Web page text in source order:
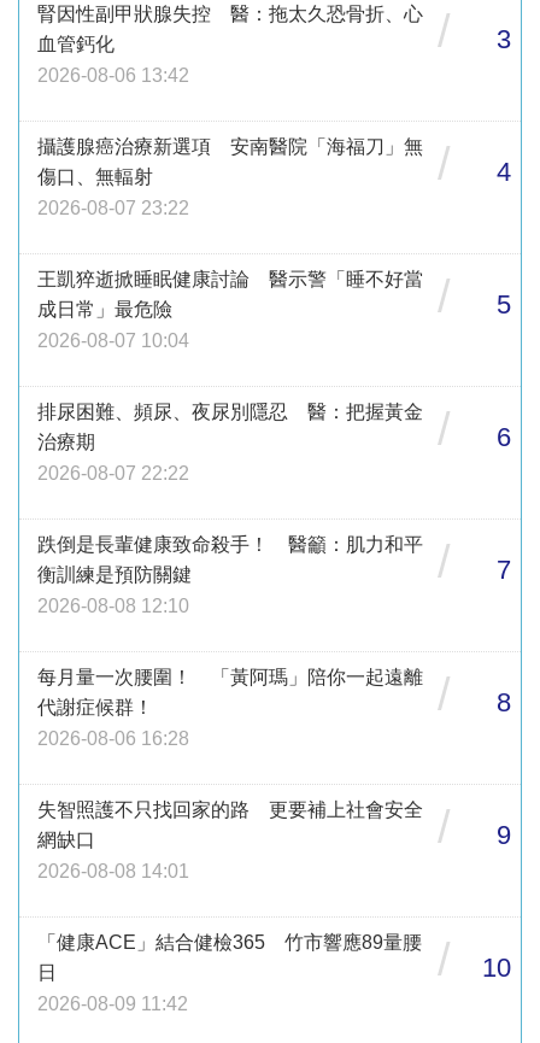
腎因性副甲狀腺失控 醫：拖太久恐骨折、心
血管鈣化
2026-08-06 13:42
/ 3
攝護腺癌治療新選項 安南醫院「海福刀」無
傷口、無輻射
2026-08-07 23:22
/ 4
王凱猝逝掀睡眠健康討論 醫示警「睡不好當
成日常」最危險
2026-08-07 10:04
/ 5
排尿困難、頻尿、夜尿別隱忍 醫：把握黃金
治療期
2026-08-07 22:22
/ 6
跌倒是長輩健康致命殺手！ 醫籲：肌力和平
衡訓練是預防關鍵
2026-08-08 12:10
/ 7
每月量一次腰圍！ 「黃阿瑪」陪你一起遠離
代謝症候群！
2026-08-06 16:28
/ 8
失智照護不只找回家的路 更要補上社會安全
網缺口
2026-08-08 14:01
/ 9
「健康ACE」結合健檢365 竹市響應89量腰
日
2026-08-09 11:42
/ 10